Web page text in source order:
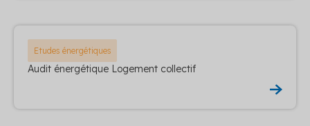
Etudes énergétiques
Audit énergétique Logement collectif